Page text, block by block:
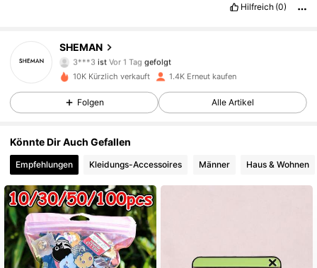
Hilfreich (0)
SHEMAN
3***3istVor 1 Tag
4,90
550 Follower
4,90 550 Follower
4,90
4,90 550 Follower
4,90 550 Follower
4,90 550 Follower
10K Kürzlich verkauft 1.4K Erneut kaufen
Folgen Alle Artikel
Könnte Dir Auch Gefallen
Empfehlungen Kleidungs-Accessoires Männer Haus & Wohnen